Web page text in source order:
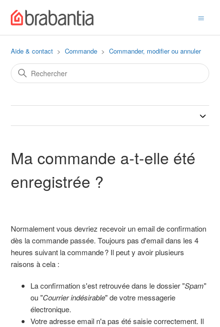
Aide & contact Commande Commander, modifier ou annuler
Ma commande a-t-elle été
enregistrée ?
Normalement vous devriez recevoir un email de confirmation
dès la commande passée. Toujours pas d'email dans les 4
heures suivant la commande ? Il peut y avoir plusieurs
raisons à cela :
La confirmation s'est retrouvée dans le dossier "Spam"
ou "Courrier indésirable" de votre messagerie
électronique.
Votre adresse email n'a pas été saisie correctement. Il